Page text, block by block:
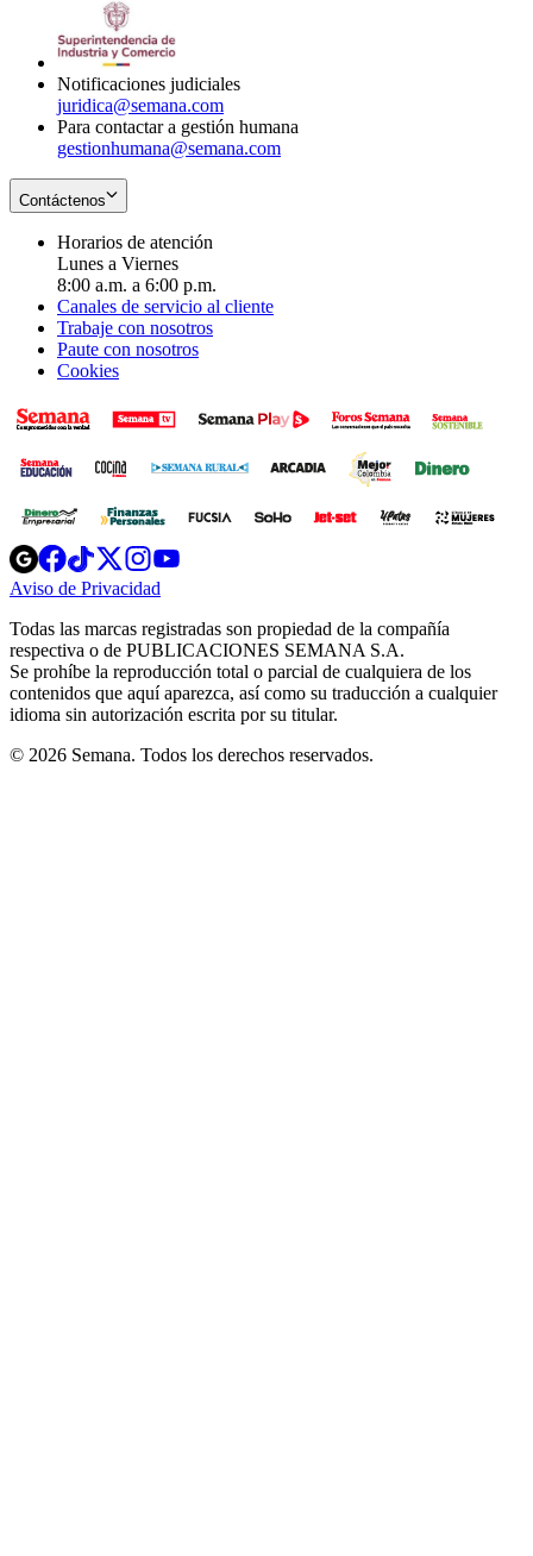
Notificaciones judiciales
juridica@semana.com
Para contactar a gestión humana
gestionhumana@semana.com
Contáctenos
Horarios de atención
Lunes a Viernes
8:00 a.m. a 6:00 p.m.
Canales de servicio al cliente
Trabaje con nosotros
Paute con nosotros
Cookies
Opens
in
new
Opens
in
new
Opens
in
new
window
Opens
new
windowwindow
Aviso de Privacidad
new
window
Todas las marcas registradas son propiedad de la compañía
respectiva o de PUBLICACIONES SEMANA S.A.
Se prohíbe la reproducción total o parcial de cualquiera de los
contenidos que aquí aparezca, así como su traducción a cualquier
idioma sin autorización escrita por su titular.
© 2026 Semana. Todos los derechos reservados.